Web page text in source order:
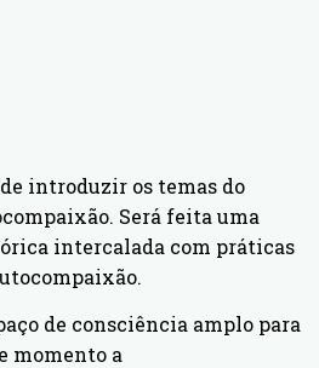
introduzir os temas do
Será feita uma
intercalada com práticas
.
de consciência amplo para
momento a